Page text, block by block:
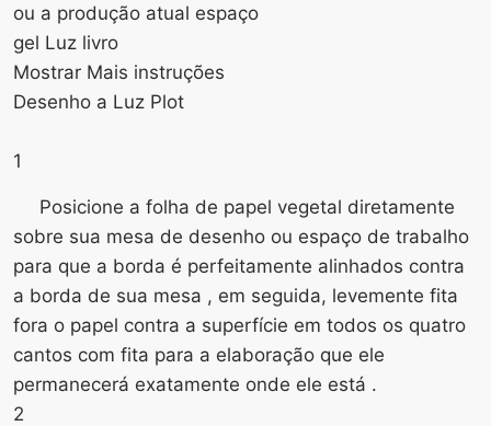
ou a produção atual espaço
gel Luz livro
Mostrar Mais instruções
Desenho a Luz Plot
1
Posicione a folha de papel vegetal diretamente
sobre sua mesa de desenho ou espaço de trabalho
para que a borda é perfeitamente alinhados contra
a borda de sua mesa , em seguida, levemente fita
fora o papel contra a superfície em todos os quatro
cantos com fita para a elaboração que ele
permanecerá exatamente onde ele está .
2